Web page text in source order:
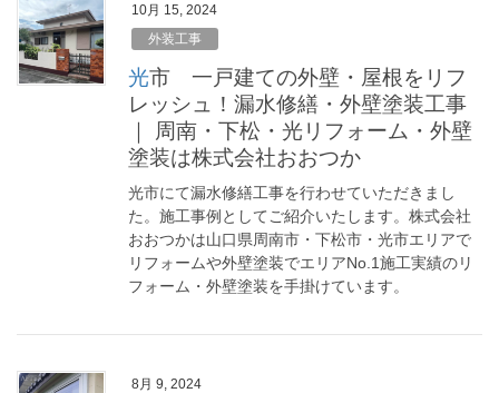
10月 15, 2024
外装工事
光市 一戸建ての外壁・屋根をリフ
レッシュ！漏水修繕・外壁塗装工事
｜ 周南・下松・光リフォーム・外壁
塗装は株式会社おおつか
光市にて漏水修繕工事を行わせていただきまし
た。施工事例としてご紹介いたします。株式会社
おおつかは山口県周南市・下松市・光市エリアで
リフォームや外壁塗装でエリアNo.1施工実績のリ
フォーム・外壁塗装を手掛けています。
8月 9, 2024